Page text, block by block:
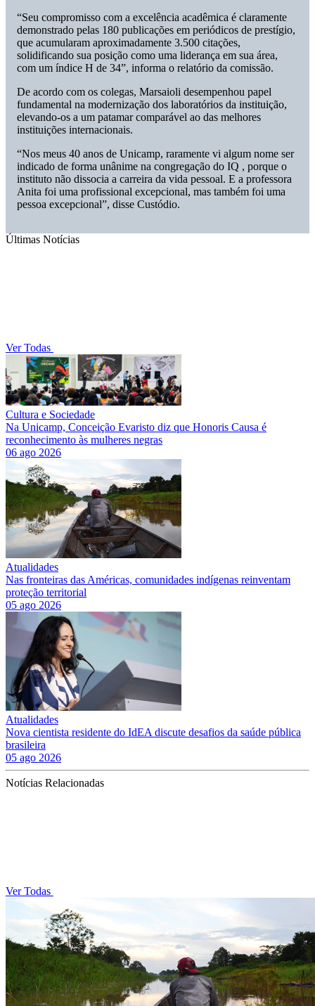
“Seu compromisso com a excelência acadêmica é claramente
demonstrado pelas 180 publicações em periódicos de prestígio,
que acumularam aproximadamente 3.500 citações,
solidificando sua posição como uma liderança em sua área,
com um índice H de 34”, informa o relatório da comissão.
De acordo com os colegas, Marsaioli desempenhou papel
fundamental na modernização dos laboratórios da instituição,
elevando-os a um patamar comparável ao das melhores
instituições internacionais.
“Nos meus 40 anos de Unicamp, raramente vi algum nome ser
indicado de forma unânime na congregação do IQ , porque o
instituto não dissocia a carreira da vida pessoal. E a professora
Anita foi uma profissional excepcional, mas também foi uma
pessoa excepcional”, disse Custódio.
Últimas Notícias
Ver Todas
Cultura e Sociedade
Na Unicamp, Conceição Evaristo diz que Honoris Causa é
reconhecimento às mulheres negras
06 ago 2026
Atualidades
Nas fronteiras das Américas, comunidades indígenas reinventam
proteção territorial
05 ago 2026
Atualidades
Nova cientista residente do IdEA discute desafios da saúde pública
brasileira
05 ago 2026
Notícias Relacionadas
Ver Todas